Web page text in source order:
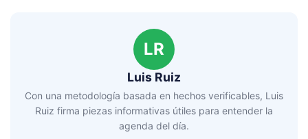
LR
Luis Ruiz
Con una metodología basada en hechos verificables, Luis
Ruiz firma piezas informativas útiles para entender la
agenda del día.